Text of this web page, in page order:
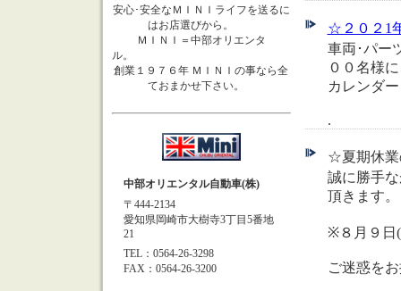
安心･安全なＭＩＮＩライフを送るに
はお店選びから。
ＭＩＮＩ＝中部オリエンタ
ル。
創業１９７６年 ＭＩＮＩの事なら全
ておまかせ下さい。
中部オリエンタル自動車(株)
〒444-2134
愛知県岡崎市大樹寺3丁目5番地
21
TEL：0564-26-3298
FAX：0564-26-3200
☆２０２1
車両･パー
００名様
カレンダ
.
☆夏期休業
誠に勝手
頂きます。
※８月９日
ご迷惑を